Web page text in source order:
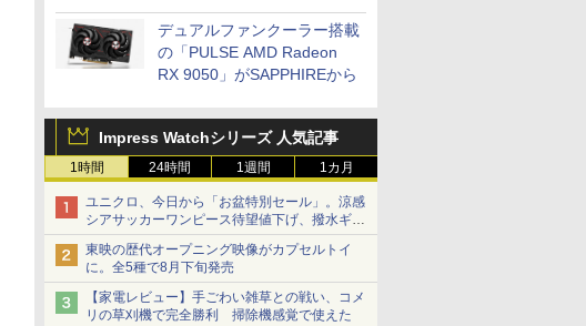
開発
デュアルファンクーラー搭載
の「PULSE AMD Radeon
RX 9050」がSAPPHIREから
Impress Watchシリーズ 人気記事
1時間 24時間 1週間 1カ月
ユニクロ、今日から「お盆特別セール」。涼感
シアサッカーワンピース待望値下げ、撥水ギア
ショーツは1990円に
東映の歴代オープニング映像がカプセルトイ
に。全5種で8月下旬発売
【家電レビュー】手ごわい雑草との戦い、コメ
リの草刈機で完全勝利 掃除機感覚で使えた